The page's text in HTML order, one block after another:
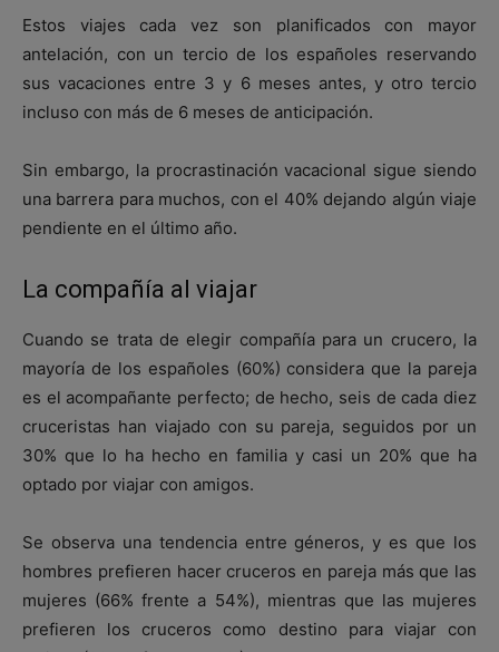
Estos viajes cada vez son planificados con mayor
antelación, con un tercio de los españoles reservando
sus vacaciones entre 3 y 6 meses antes, y otro tercio
incluso con más de 6 meses de anticipación.
Sin embargo, la procrastinación vacacional sigue siendo
una barrera para muchos, con el 40% dejando algún viaje
pendiente en el último año.
La compañía al viajar
Cuando se trata de elegir compañía para un crucero, la
mayoría de los españoles (60%) considera que la pareja
es el acompañante perfecto; de hecho, seis de cada diez
cruceristas han viajado con su pareja, seguidos por un
30% que lo ha hecho en familia y casi un 20% que ha
optado por viajar con amigos.
Se observa una tendencia entre géneros, y es que los
hombres prefieren hacer cruceros en pareja más que las
mujeres (66% frente a 54%), mientras que las mujeres
prefieren los cruceros como destino para viajar con